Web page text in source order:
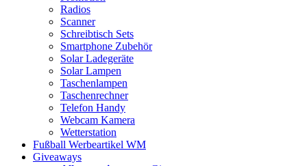
Radios
Scanner
Schreibtisch Sets
Smartphone Zubehör
Solar Ladegeräte
Solar Lampen
Taschenlampen
Taschenrechner
Telefon Handy
Webcam Kamera
Wetterstation
Fußball Werbeartikel WM
Giveaways